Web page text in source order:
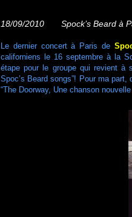
18/09/2010 Spock’s Beard à
Le dernier concert à Paris de
californiens le 16 septembre à la
étape pour le groupe qui revient à
Spoc’s Beard songs”! Pour ma part,
“The Doorway, Une chanson